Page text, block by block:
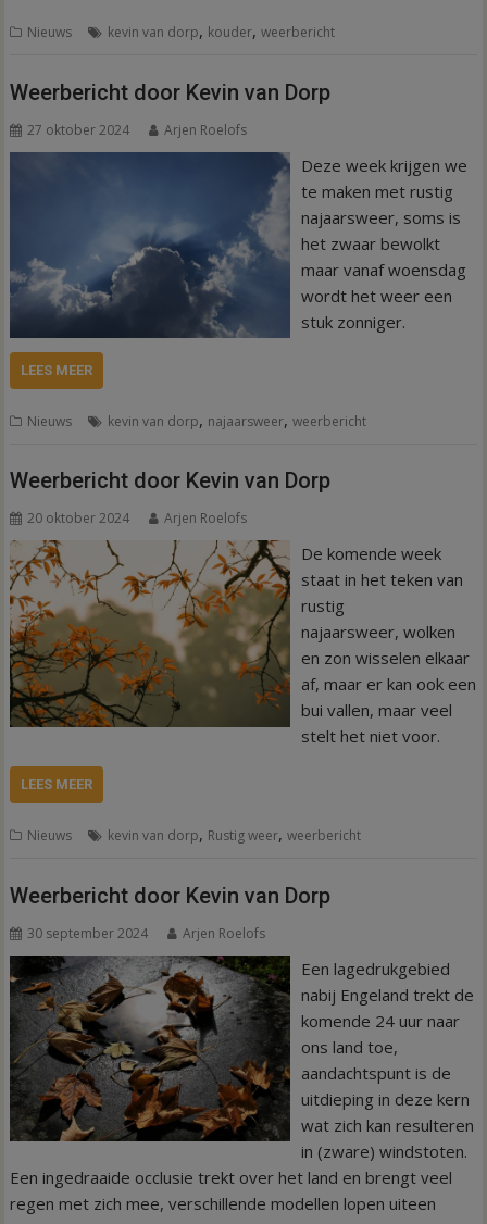
Nieuws kevin van dorp, kouder,weerbericht
Weerbericht door Kevin van Dorp
27 oktober 2024 Arjen Roelofs
Deze week krijgen we
te maken met rustig
najaarsweer, soms is
het zwaar bewolkt
maar vanaf woensdag
wordt het weer een
stuk zonniger.
LEES MEER
Nieuws kevin van dorp, najaarsweer,weerbericht
Weerbericht door Kevin van Dorp
20 oktober 2024 Arjen Roelofs
De komende week
staat in het teken van
rustig
najaarsweer, wolken
en zon wisselen elkaar
af, maar er kan ook een
bui vallen, maar veel
stelt het niet voor.
LEES MEER
Nieuws kevin van dorp, Rustig weer,weerbericht
Weerbericht door Kevin van Dorp
30 september 2024 Arjen Roelofs
Een lagedrukgebied
nabij Engeland trekt de
komende 24 uur naar
ons land toe,
aandachtspunt is de
uitdieping in deze kern
wat zich kan resulteren
in (zware) windstoten.
Een ingedraaide occlusie trekt over het land en brengt veel
regen met zich mee, verschillende modellen lopen uiteen